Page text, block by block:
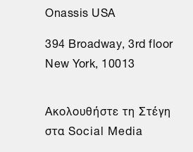
Onassis USA
394 Broadway, 3rd floor
New York, 10013
Ακολουθήστε τη Στέγη
στα Social Media